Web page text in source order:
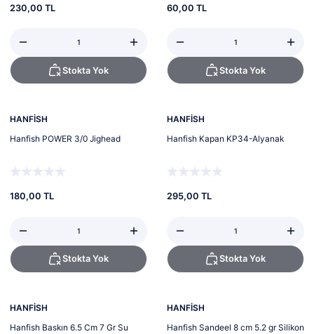
230,00 TL
Stokta Yok
60,00 TL
Stokta Yok
HANFİSH
Hanfish POWER 3/0 Jighead
180,00 TL
Stokta Yok
HANFİSH
Hanfish Kapan KP34-Alyanak
295,00 TL
Stokta Yok
HANFİSH
Hanfish Baskın 6.5 Cm 7 Gr Su
HANFİSH
Hanfish Sandeel 8 cm 5.2 gr Silikon